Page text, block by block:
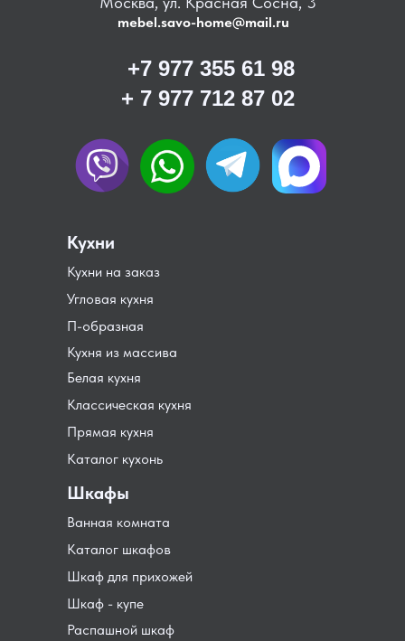
+ 7 977 712 87 02
+7 977 355 61 98
Распашной шкаф
Шкаф для прихожей
Шкаф - купе
Каталог шкафов
Ванная комната
Кухня из массива
Угловая кухня
Кухни на заказ
П-образная
Классическая кухня
Белая кухня
Кухни
Шкафы
Прямая кухня
Каталог кухонь
mebel.savo-home@mail.ru